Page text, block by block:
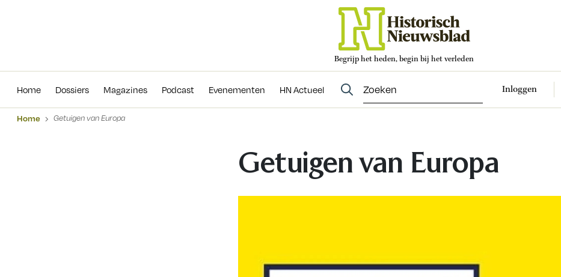
Begrijp het heden, begin bij het verleden
Home Dossiers Magazines Podcast Evenementen HN Actueel Inloggen
Evenementen
Home Getuigen van Europa
Getuigen van Europa